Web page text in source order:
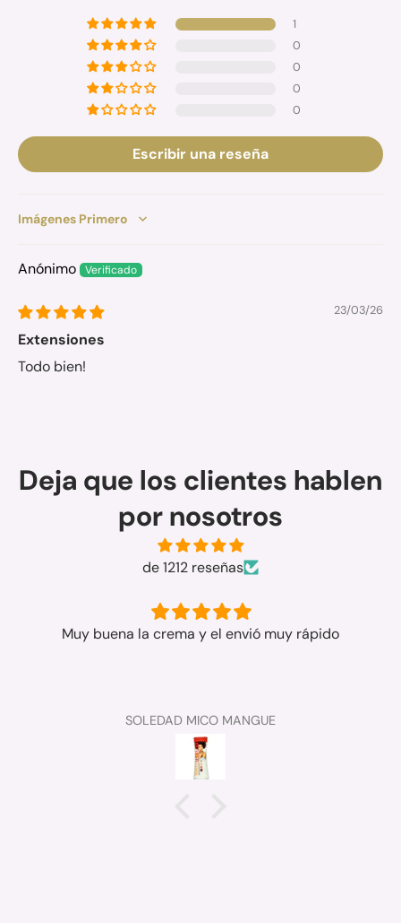
1
0
0
0
0
Escribir una reseña
Sort by
Anónimo
23/03/26
Extensiones
Todo bien!
Deja que los clientes hablen
por nosotros
de 1212 reseñas
Muy buena la crema y el envió muy rápido
SOLEDAD MICO MANGUE